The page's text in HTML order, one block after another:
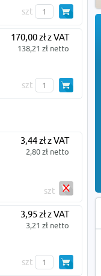
szt
170,00 zł z VAT
138,21 zł netto
szt
3,44 zł z VAT
2,80 zł netto
szt
3,95 zł z VAT
3,21 zł netto
szt